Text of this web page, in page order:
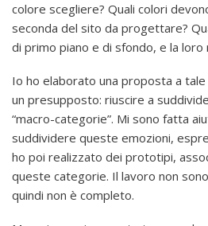
colore scegliere? Quali colori
seconda del sito da progettare?
di primo piano e di sfondo, e la loro
Io ho elaborato una proposta a
un presupposto: riuscire a
“macro-categorie”. Mi sono fatta
suddividere queste emozioni,
ho poi realizzato dei prototipi,
queste categorie. Il lavoro non
quindi non è completo.